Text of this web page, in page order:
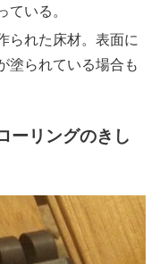
いる。
られた床材。表面に
塗られている場合も
ーリングのきし